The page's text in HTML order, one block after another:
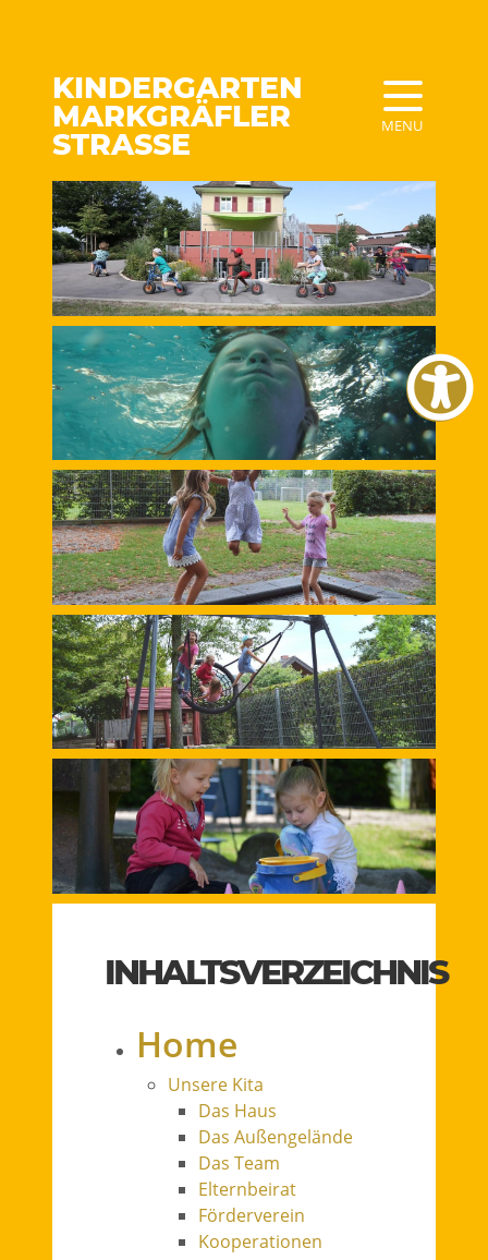
MENU
KINDERGARTEN
MARKGRÄFLER
STRASSE
INHALTSVERZEICHNIS
Home
Unsere Kita
Das Haus
Das Außengelände
Das Team
Elternbeirat
Förderverein
Kooperationen